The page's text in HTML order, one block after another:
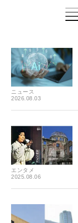
ニュース
2026.08.03
エンタメ
2025.08.06